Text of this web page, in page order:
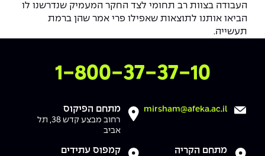
העבודה בצוות רב תחומי לצד החקר המעמיק שנדרשנו לו
הביאו אותנו לתוצאות שאפילו פרי אמר שהן ברמת
תעשייה.
צרו איתנו קשר
1-800-37-37-10
mirsham@afeka.ac.il מתחם הפיקוס
רחוב מבצע קדש 38, תל
אביב
מתחם הקריה קמפוס עתידים